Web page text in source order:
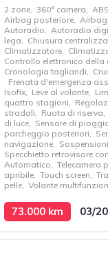
2 zone, 360° camera, ABS
Airbag posteriore,
Autoradio, Autoradio
lega, Chiusura
Climatizzatore,
Controllo elettronico della
Cronologia tagliandi,
Frenata d'emergenza
Isofix, Leve al volante,
quattro stagioni,
stradali, Ruota di riserva,
di luce, Sensore di
parcheggio posteriori,
navigazione,
Specchietto retrovisore
Automatico, Telecamera
apribile, Touch screen,
pelle, Volante
73.000 km 03/
147 kW
200 cv